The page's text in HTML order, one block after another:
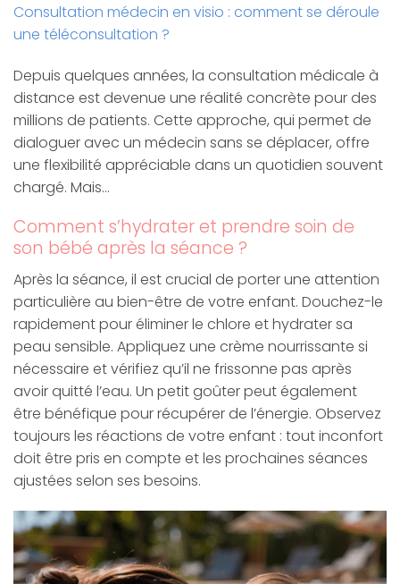
Consultation médecin en visio : comment se déroule
une téléconsultation ?
Depuis quelques années, la consultation médicale à
distance est devenue une réalité concrète pour des
millions de patients. Cette approche, qui permet de
dialoguer avec un médecin sans se déplacer, offre
une flexibilité appréciable dans un quotidien souvent
chargé. Mais…
Comment s’hydrater et prendre soin de
son bébé après la séance ?
Après la séance, il est crucial de porter une attention
particulière au bien-être de votre enfant. Douchez-le
rapidement pour éliminer le chlore et hydrater sa
peau sensible. Appliquez une crème nourrissante si
nécessaire et vérifiez qu’il ne frissonne pas après
avoir quitté l’eau. Un petit goûter peut également
être bénéfique pour récupérer de l’énergie. Observez
toujours les réactions de votre enfant : tout inconfort
doit être pris en compte et les prochaines séances
ajustées selon ses besoins.